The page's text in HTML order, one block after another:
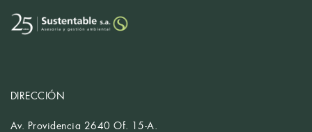
DIRECCIÓN
Av. Providencia 2640 Of. 15-A.